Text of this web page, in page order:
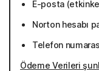
E-posta
Norton hesabı
Telefon
Ödeme Verileri